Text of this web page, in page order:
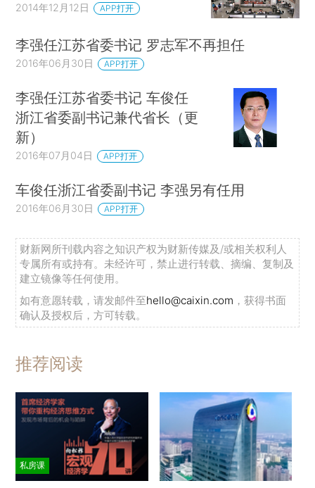
2014年12月12日 APP打开
李强任江苏省委书记 罗志军不再担任
2016年06月30日 APP打开
李强任江苏省委书记 车俊任
浙江省委副书记兼代省长（更
新）
2016年07月04日 APP打开
车俊任浙江省委副书记 李强另有任用
2016年06月30日 APP打开
财新网所刊载内容之知识产权为财新传媒及/或相关权利人
专属所有或持有。未经许可，禁止进行转载、摘编、复制及
建立镜像等任何使用。
如有意愿转载，请发邮件至hello@caixin.com ，获得书面
确认及授权后，方可转载。
推荐阅读
私房课